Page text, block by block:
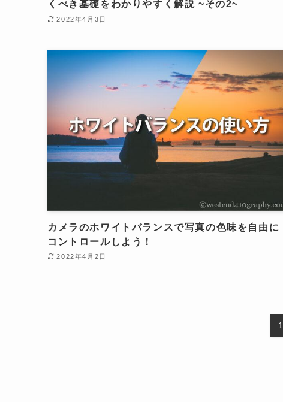
くべき基礎をわかりやすく解説 ~その2~
2022年4月3日
カメラのホワイトバランスで写真の色味を自由に
コントロールしよう！
2022年4月2日
1